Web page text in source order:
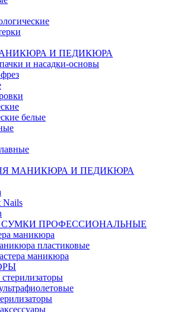
И ПЕДИКЮРА
и насадки-основы
белые
МАНИКЮРА И ПЕДИКЮРА
Nails
ПРОФЕССИОНАЛЬНЫЕ
маникюра
пластиковые
маникюра